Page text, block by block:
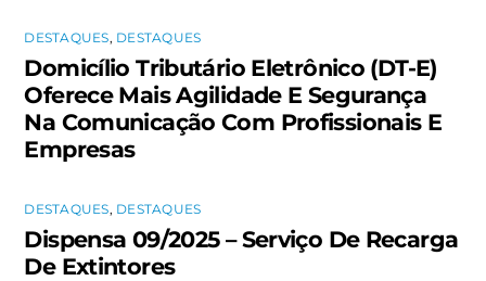
DESTAQUES, DESTAQUES
Domicílio Tributário Eletrônico (DT-E)
Oferece Mais Agilidade E Segurança
Na Comunicação Com Profissionais E
Empresas
DESTAQUES, DESTAQUES
Dispensa 09/2025 – Serviço De Recarga
De Extintores